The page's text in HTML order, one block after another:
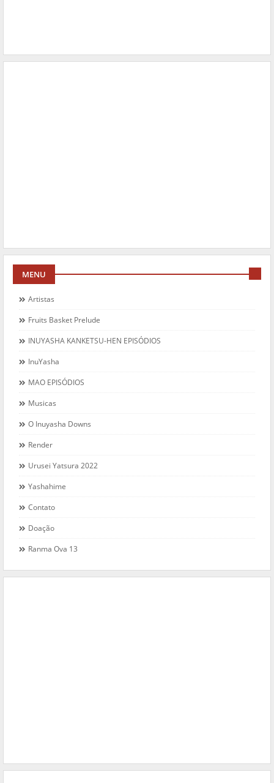
MENU
Artistas
Fruits Basket Prelude
INUYASHA KANKETSU-HEN EPISÓDIOS
InuYasha
MAO EPISÓDIOS
Musicas
O Inuyasha Downs
Render
Urusei Yatsura 2022
Yashahime
Contato
Doação
Ranma Ova 13